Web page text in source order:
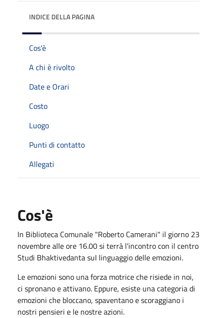
INDICE DELLA PAGINA
Cos'è
A chi è rivolto
Date e Orari
Costo
Luogo
Punti di contatto
Allegati
Cos'è
In Biblioteca Comunale "Roberto Camerani" il giorno 23
novembre alle ore 16.00 si terrà l'incontro con il centro
Studi Bhaktivedanta suI linguaggio delle emozioni.
Le emozioni sono una forza motrice che risiede in noi,
ci spronano e attivano. Eppure, esiste una categoria di
emozioni che bloccano, spaventano e scoraggiano i
nostri pensieri e le nostre azioni.